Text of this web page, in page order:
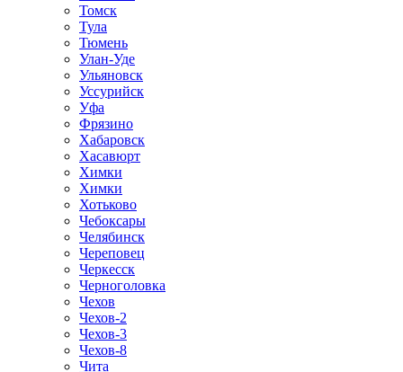
Томск
Тула
Тюмень
Улан-Уде
Ульяновск
Уссурийск
Уфа
Фрязино
Хабаровск
Хасавюрт
Химки
Химки
Хотьково
Чебоксары
Челябинск
Череповец
Черкесск
Черноголовка
Чехов
Чехов-2
Чехов-3
Чехов-8
Чита